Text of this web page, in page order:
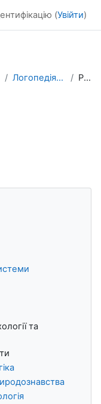
(Увійти)
Логопедія з практикумом Резюме
та